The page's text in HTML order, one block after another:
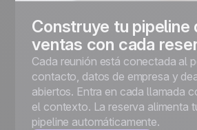
Construye tu pipeline
ventas con cada
Cada reunión está conectada al
contacto, datos de empresa y
abiertos. Entra en cada llamada
el contexto. La reserva alimenta
pipeline automáticamente.